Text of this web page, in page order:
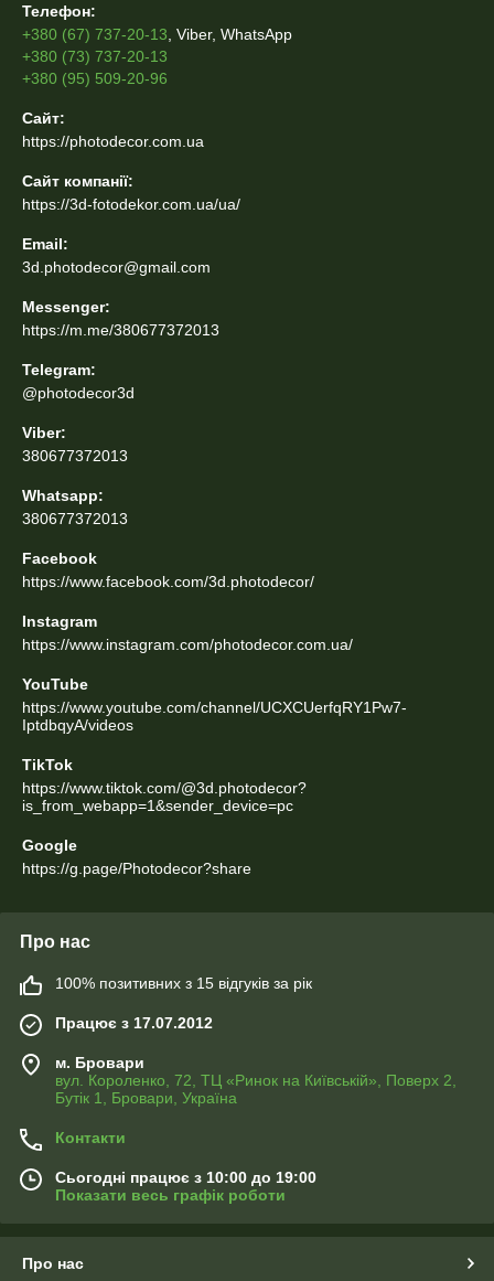
Телефон:
+380 (67) 737-20-13 , Viber, WhatsApp
+380 (73) 737-20-13
+380 (95) 509-20-96
Сайт:
https://photodecor.com.ua
Сайт компанії:
https://3d-fotodekor.com.ua/ua/
Email:
3d.photodecor@gmail.com
Messenger:
https://m.me/380677372013
Telegram:
@photodecor3d
Viber:
380677372013
Whatsapp:
380677372013
Facebook
https://www.facebook.com/3d.photodecor/
Instagram
https://www.instagram.com/photodecor.com.ua/
YouTube
https://www.youtube.com/channel/UCXCUerfqRY1Pw7-
IptdbqyA/videos
TikTok
https://www.tiktok.com/@3d.photodecor?
is_from_webapp=1&sender_device=pc
Google
https://g.page/Photodecor?share
Про нас
100% позитивних з 15 відгуків за рік
Працює з 17.07.2012
м. Бровари
вул. Короленко, 72, ТЦ «Ринок на Київській», Поверх 2,
Бутік 1, Бровари, Україна
Контакти
Сьогодні працює з 10:00 до 19:00
Показати весь графік роботи
Про нас